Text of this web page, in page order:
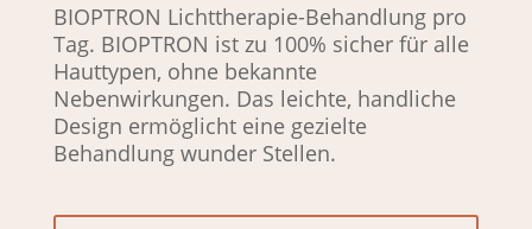
BIOPTRON Lichttherapie-Behandlung pro
Tag. BIOPTRON ist zu 100% sicher für alle
Hauttypen, ohne bekannte
Nebenwirkungen. Das leichte, handliche
Design ermöglicht eine gezielte
Behandlung wunder Stellen.